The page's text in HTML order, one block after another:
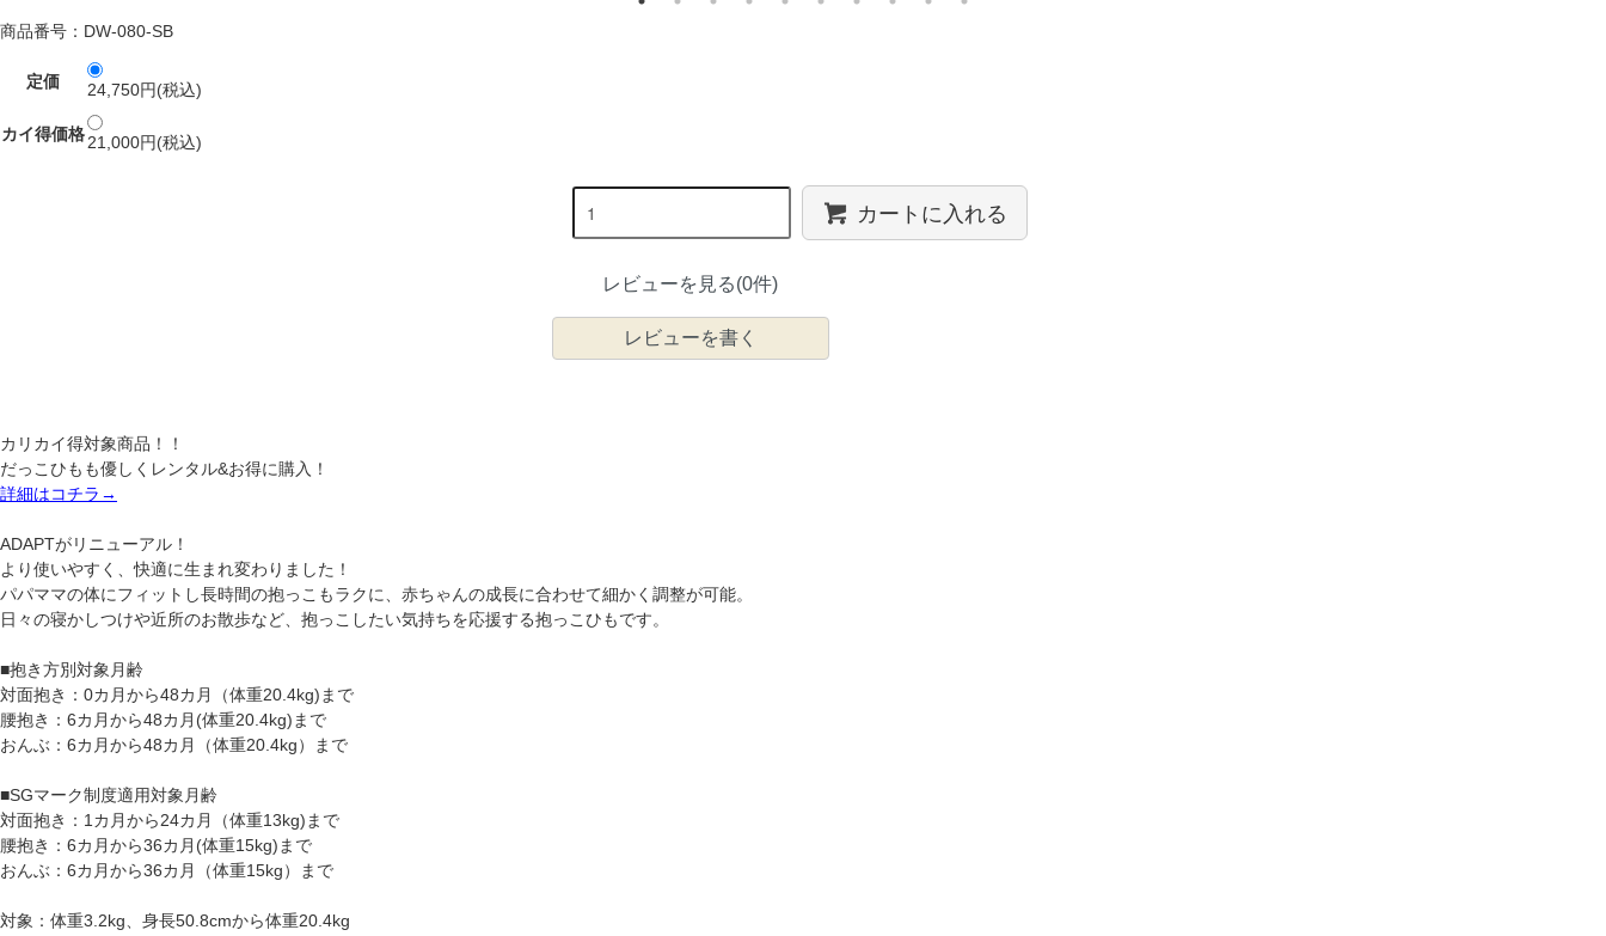
商品番号：DW-080-SB
定価 24,750円(税込)
カイ得価格21,000円(税込)
カートに入れる
レビューを見る(0件)
レビューを書く
カリカイ得対象商品！！
だっこひもも優しくレンタル&お得に購入！
詳細はコチラ→
ADAPTがリニューアル！
より使いやすく、快適に生まれ変わりました！
パパママの体にフィットし長時間の抱っこもラクに、赤ちゃんの成長に合わせて細かく調整が可能。
日々の寝かしつけや近所のお散歩など、抱っこしたい気持ちを応援する抱っこひもです。
■抱き方別対象月齢
対面抱き：0カ月から48カ月（体重20.4kg)まで
腰抱き：6カ月から48カ月(体重20.4kg)まで
おんぶ：6カ月から48カ月（体重20.4kg）まで
■SGマーク制度適用対象月齢
対面抱き：1カ月から24カ月（体重13kg)まで
腰抱き：6カ月から36カ月(体重15kg)まで
おんぶ：6カ月から36カ月（体重15kg）まで
対象：体重3.2kg、身長50.8cmから体重20.4kg